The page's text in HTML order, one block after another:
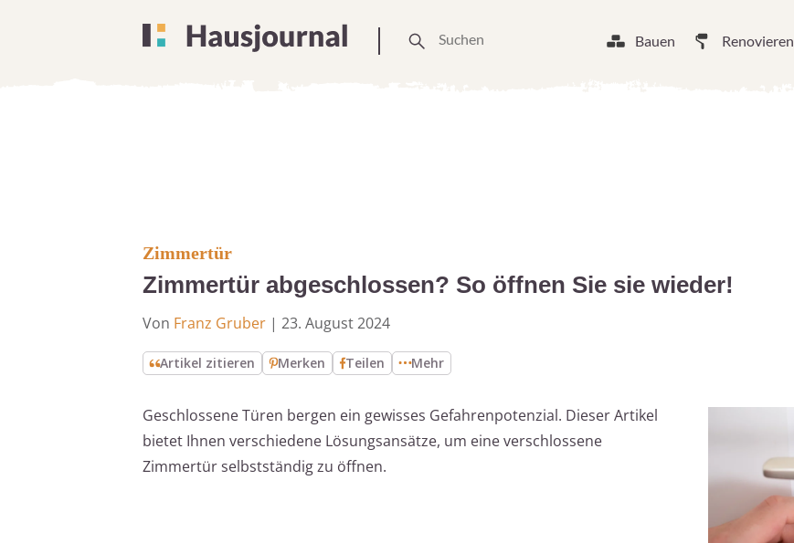
Bauen Renovieren
Zimmertür
Zimmertür abgeschlossen? So öffnen Sie sie wieder!
Von Franz Gruber | 23. August 2024
Artikel zitieren Merken Teilen Mehr
Geschlossene Türen bergen ein gewisses Gefahrenpotenzial. Dieser Artikel
bietet Ihnen verschiedene Lösungsansätze, um eine verschlossene
Zimmertür selbstständig zu öffnen.